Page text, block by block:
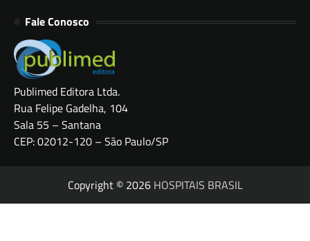
Fale Conosco
Publimed Editora Ltda.
Rua Felipe Gadelha, 104
Sala 55 – Santana
CEP: 02012-120 – São Paulo/SP
Copyright © 2026 HOSPITAIS BRASIL